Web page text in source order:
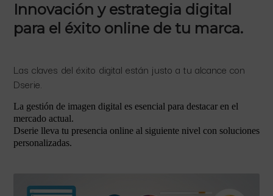
Innovación y estrategia digital
para el éxito online de tu marca.
Las claves del éxito digital están justo a tu alcance con
Dserie.
La gestión de imagen digital es esencial para destacar en el
mercado actual.
Dserie lleva tu presencia online al siguiente nivel con soluciones
personalizadas.